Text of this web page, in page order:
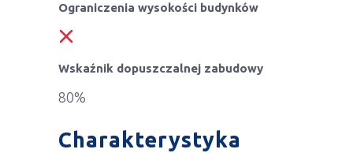
Ograniczenia wysokości budynków
Wskaźnik dopuszczalnej zabudowy
80%
Charakterystyka